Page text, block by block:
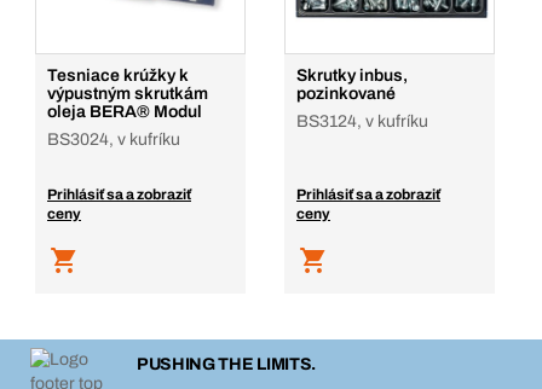
Tesniace krúžky k
výpustným skrutkám
oleja BERA® Modul
BS3024, v kufríku
Prihlásiť sa a zobraziť
ceny
Skrutky inbus,
pozinkované
BS3124, v kufríku
Prihlásiť sa a zobraziť
ceny
PUSHING THE LIMITS.